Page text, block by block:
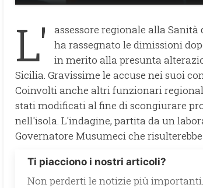
L'
assessore regionale alla
ha rassegnato le dimissioni
in merito alla presunta
Sicilia. Gravissime le accuse nei suoi
Coinvolti anche altri funzionari
stati modificati al fine di scongiurare
nell'isola. L'indagine, partita da un
Governatore Musumeci che
Ti piacciono i nostri articoli?
Non perderti le notizie più